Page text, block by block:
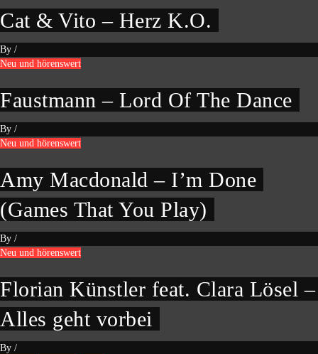
Cat & Vito – Herz K.O.
By /
Neu und hörenswert
Faustmann – Lord Of The Dance
By /
Neu und hörenswert
Amy Macdonald – I’m Done
(Games That You Play)
By /
Neu und hörenswert
Florian Künstler feat. Clara Lösel –
Alles geht vorbei
By /